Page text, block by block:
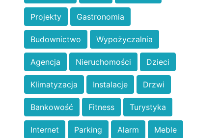
Projekty Gastronomia
Budownictwo Wypożyczalnia
Agencja Nieruchomości Dzieci
Klimatyzacja Instalacje Drzwi
Bankowość Fitness Turystyka
Internet Parking Alarm Meble